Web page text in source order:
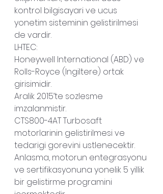
kontrol bilgisayari ve ucus
yonetim sisteminin gelistirilmesi
de vardir.
LHTEC:
Honeywell International (ABD) ve
Rolls-Royce (Ingiltere) ortak
girisimidir.
Aralik 2015’te sozlesme
imzalanmistir.
CTS800-4AT Turbosaft
motorlarinin gelistirilmesi ve
tedarigi gorevini ustlenecektir.
Anlasma, motorun entegrasyonu
ve sertifikasyonuna yonelik 5 yillik
bir gelistirme programini